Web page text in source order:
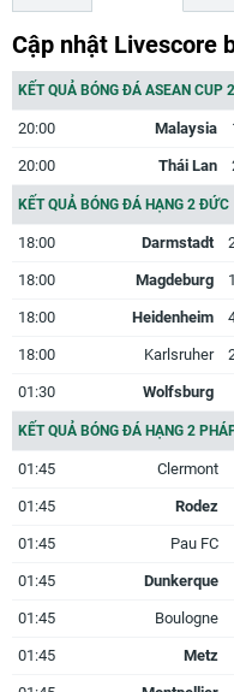
Cập nhật Livescore
KẾT QUẢ BÓNG ĐÁ ASEAN CUP
20:00 Malaysia
20:00 Thái Lan
KẾT QUẢ BÓNG ĐÁ HẠNG 2 ĐỨC
18:00 Darmstadt
18:00 Magdeburg
18:00 Heidenheim
18:00 Karlsruher
01:30 Wolfsburg
KẾT QUẢ BÓNG ĐÁ HẠNG 2
01:45 Clermont
01:45 Rodez
01:45 Pau FC
01:45 Dunkerque
01:45 Boulogne
01:45 Metz
Lịch sử đối đầu